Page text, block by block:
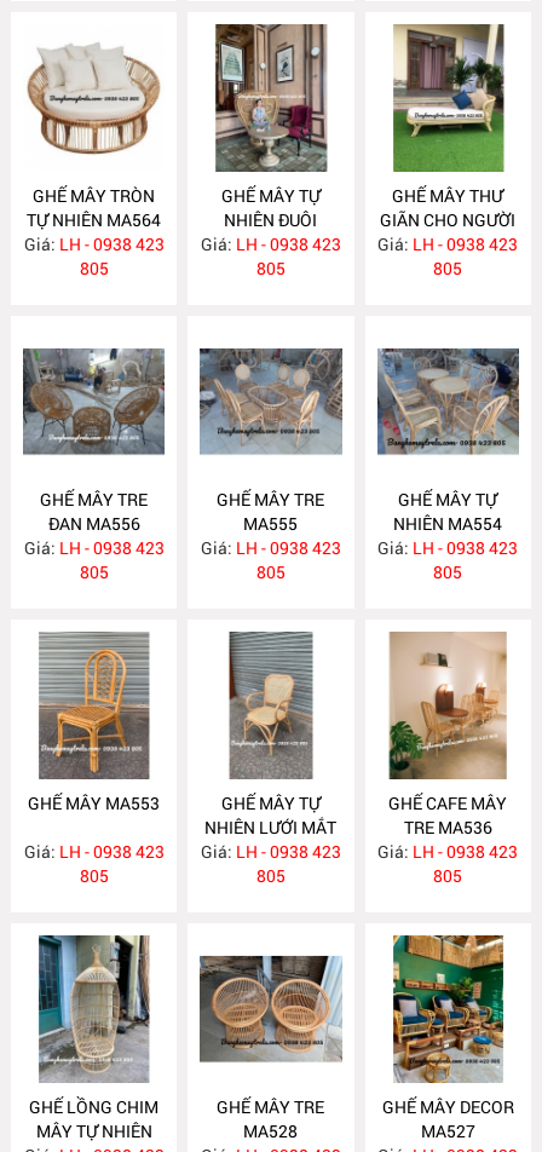
GHẾ MÂY TRÒN
TỰ NHIÊN MA564
Giá: LH - 0938 423
805
GHẾ MÂY TỰ
NHIÊN ĐUÔI
CÔNG MA562
Giá: LH - 0938 423
805
GHẾ MÂY THƯ
GIÃN CHO NGƯỜI
GIÀ MA558
Giá: LH - 0938 423
805
GHẾ MÂY TRE
ĐAN MA556
Giá: LH - 0938 423
805
GHẾ MÂY TRE
MA555
Giá: LH - 0938 423
805
GHẾ MÂY TỰ
NHIÊN MA554
Giá: LH - 0938 423
805
GHẾ MÂY MA553
Giá: LH - 0938 423
805
GHẾ MÂY TỰ
NHIÊN LƯỚI MẮT
CÁO MA540
Giá: LH - 0938 423
805
GHẾ CAFE MÂY
TRE MA536
Giá: LH - 0938 423
805
GHẾ LỒNG CHIM
MÂY TỰ NHIÊN
GHẾ MÂY TRE
MA528
GHẾ MÂY DECOR
MA527